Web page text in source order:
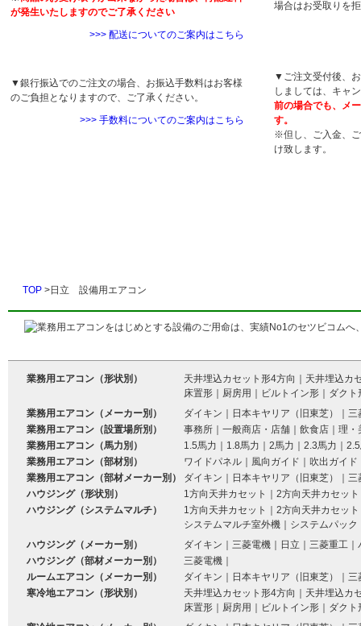
が発生いたしますのでご了承ください
>>> 配送についてのご案内はこちら
▼銀行振込でのご注文の場合、お振込手数料はお客様
のご負担となりますので、ご了承ください。
>>> 手数料についてのご案内はこちら
場合はお受取りを
▼ご注文受付後、
しましては、キャ
前の場合でも、メ
す。
※但し、ご入金、
け致します。
TOP >日立 設備用エアコン
業務用エアコン（形状別） 天井埋込カセット形4方向
天井埋込カ
床置形
厨房用 ビルトイン形
ダクト
業務用エアコン（メーカー別）
ダイキン 日本キヤリア（旧東芝）
三
業務用エアコン（設置場所別）
事務所 一般商店・店舗 飲食店
理・
業務用エアコン（馬力別）
1.5馬力 1.8馬力 2馬力 2.3馬力
業務用エアコン（部材別）
ワイドパネル 風向ガイド 吹出ガイド
業務用エアコン（部材メーカー別）
ダイキン 日本キヤリア（旧東芝）
三
ハウジング（形状別）
1方向天井カセット 2方向天井カセット
ハウジング（システムマルチ）
1方向天井カセット 2方向天井カセット
システムマルチ室外機
システムパック
ハウジング（メーカー別）
ダイキン 三菱電機 日立 三菱重工
ハウジング（部材メーカー別）
三菱電機
ルームエアコン（メーカー別）
ダイキン 日本キヤリア（旧東芝）
三
寒冷地エアコン（形状別）
天井埋込カセット形4方向
天井埋込カ
床置形
厨房用 ビルトイン形
ダクト